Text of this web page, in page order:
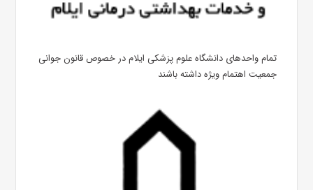
تمام واحدهای دانشگاه علوم پزشکی ایلام در خصوص قانون جوانی
جمعیت اهتمام ویژه داشته باشند